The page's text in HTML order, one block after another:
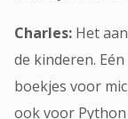
Charles: Het
de kinderen.
boekjes voor
ook voor